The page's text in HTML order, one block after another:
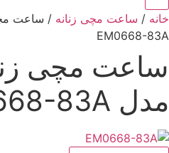
خانه / ساعت مچی زنانه / ساعت
EM0668-83A
ساعت مچی
مدل EM0668-83A